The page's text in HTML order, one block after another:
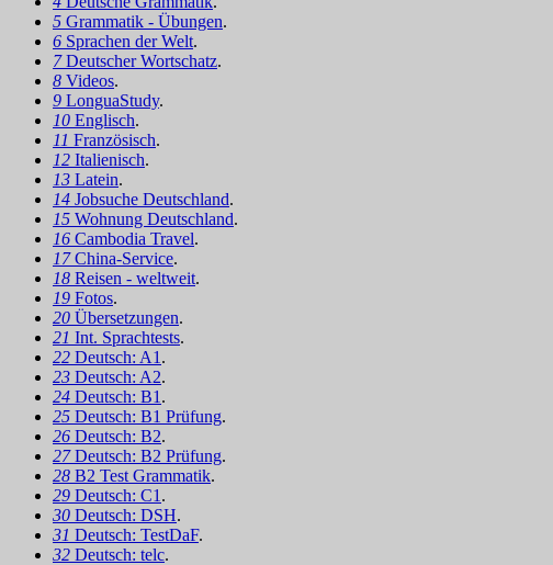
5 Grammatik - Übungen.
6 Sprachen der Welt.
7Deutscher Wortschatz.
8 Videos.
9 LonguaStudy.
10 Englisch.
11 Französisch.
12 Italienisch.
13 Latein.
14 Jobsuche Deutschland.
15 Wohnung Deutschland.
16 Cambodia Travel.
17China-Service.
18 Reisen - weltweit.
19 Fotos.
20 Übersetzungen.
21 Int. Sprachtests.
22 Deutsch: A1 .
23 Deutsch: A2.
24 Deutsch: B1 .
25 Deutsch: B1 Prüfung.
26 Deutsch: B2.
27Deutsch: B2 Prüfung.
28 B2 Test Grammatik.
29 Deutsch: C1 .
30 Deutsch: DSH.
31 Deutsch: TestDaF.
32 Deutsch: telc.